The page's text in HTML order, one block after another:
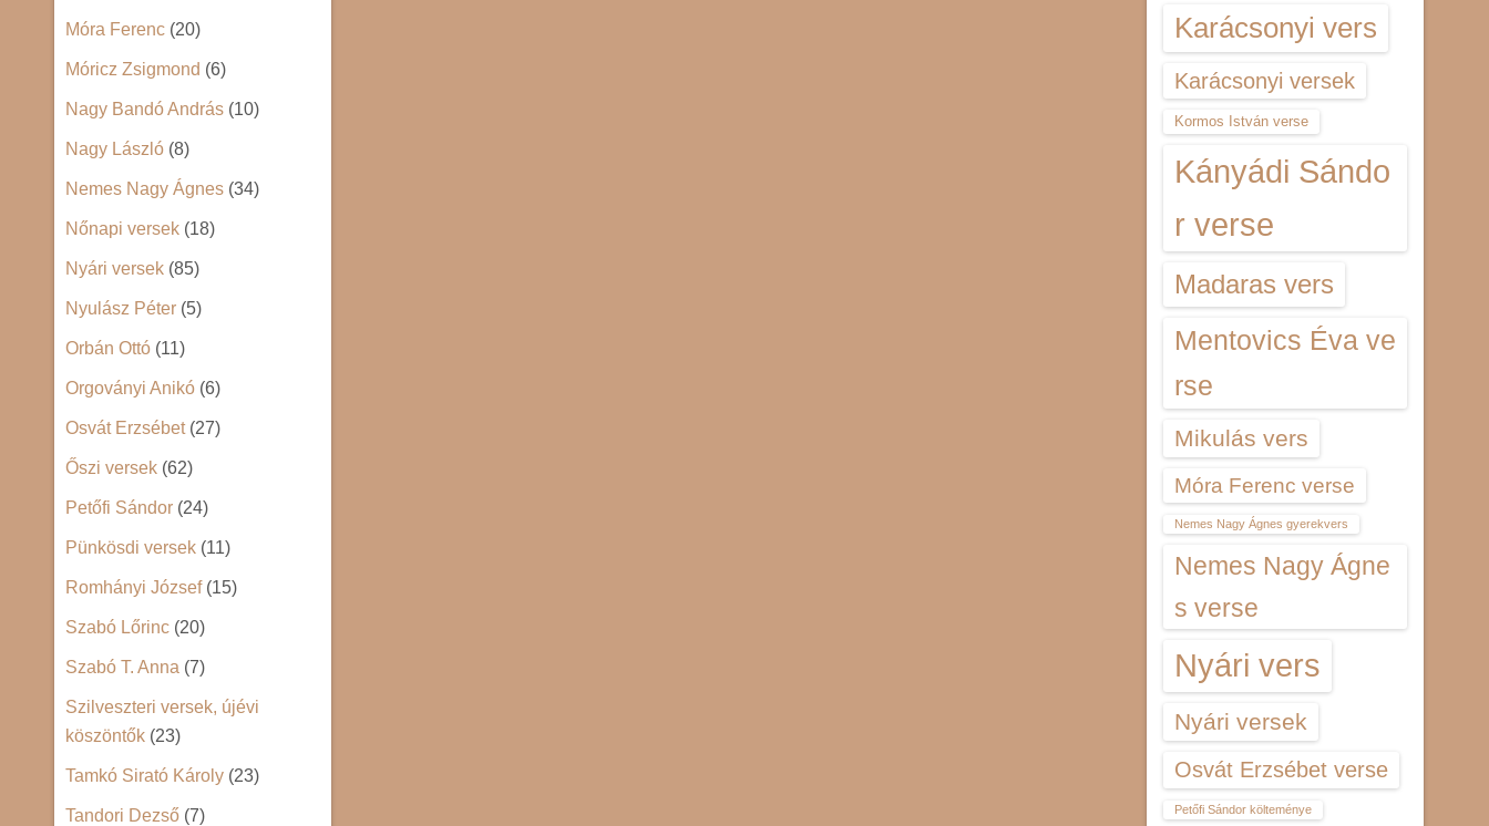
Móra Ferenc (20)
Móricz Zsigmond (6)
Nagy Bandó András (10)
Nagy László (8)
Nemes Nagy Ágnes (34)
Nőnapi versek (18)
Nyári versek (85)
Nyulász Péter (5)
Orbán Ottó (11)
Orgoványi Anikó (6)
Osvát Erzsébet(27)
Őszi versek (62)
Petőfi Sándor (24)
Pünkösdi versek (11)
Romhányi József(15)
Szabó Lőrinc (20)
Szabó T. Anna (7)
Szilveszteri versek, újévi
köszöntők (23)
Tamkó Sirató Károly (23)
Tandori Dezső (7)
Karácsonyi vers
Karácsonyi versek
Kormos István verse
Kányádi Sándo
r verse
Madaras vers
Mentovics Éva ve
rse
Mikulás vers
Móra Ferenc verse
Nemes Nagy Ágnes gyerekvers
Nemes Nagy Ágne
s verse
Nyári vers
Nyári versek
Osvát Erzsébet verse
Petőfi Sándor költeménye